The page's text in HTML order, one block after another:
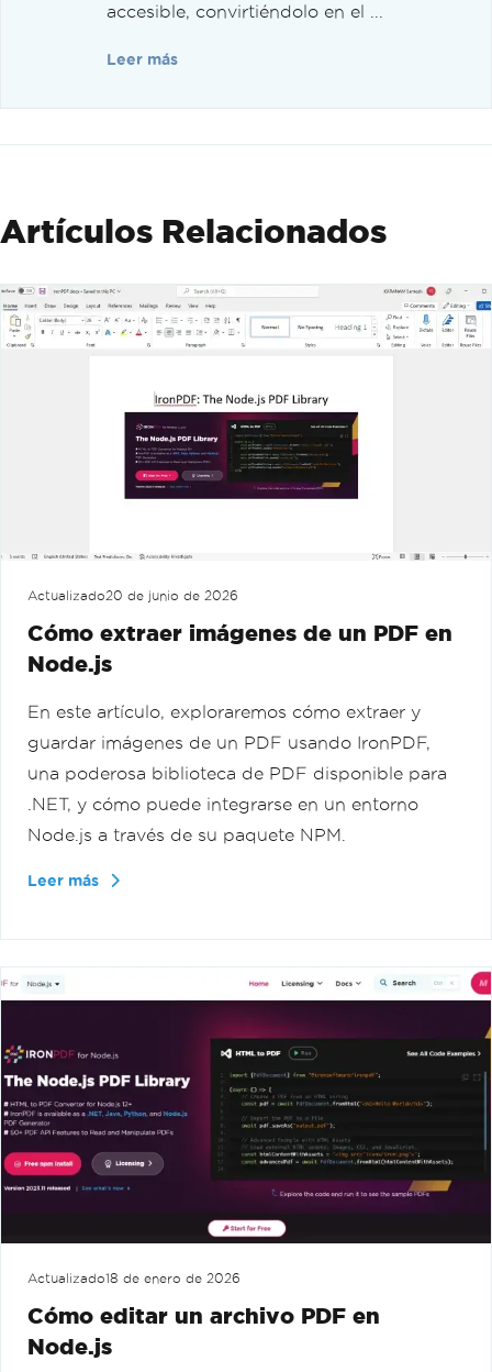
accesible, convirtiéndolo en el ...
Leer más
Artículos Relacionados
Actualizado20 de junio de 2026
Cómo extraer imágenes de un PDF en
Node.js
En este artículo, exploraremos cómo extraer y
guardar imágenes de un PDF usando IronPDF,
una poderosa biblioteca de PDF disponible para
.NET, y cómo puede integrarse en un entorno
Node.js a través de su paquete NPM.
Leer más
Actualizado18 de enero de 2026
Cómo editar un archivo PDF en
Node.js